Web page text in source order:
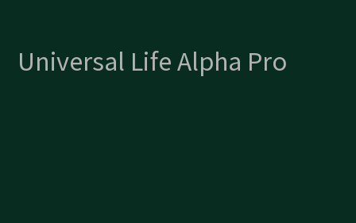
Universal Life Alpha Pro